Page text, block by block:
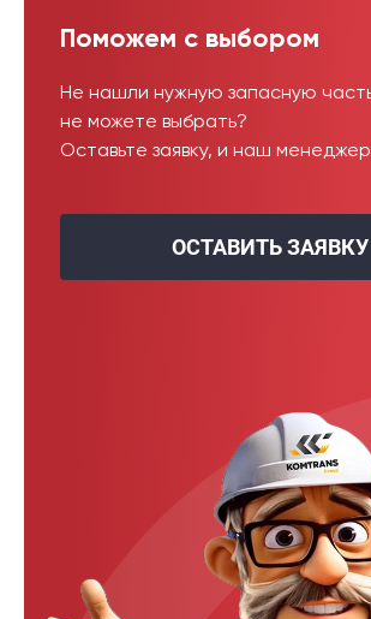
Поможем с выбором
Не нашли нужную запасную
не можете выбрать?
Оставьте заявку, и наш
ОСТАВИТЬ ЗАЯВКУ